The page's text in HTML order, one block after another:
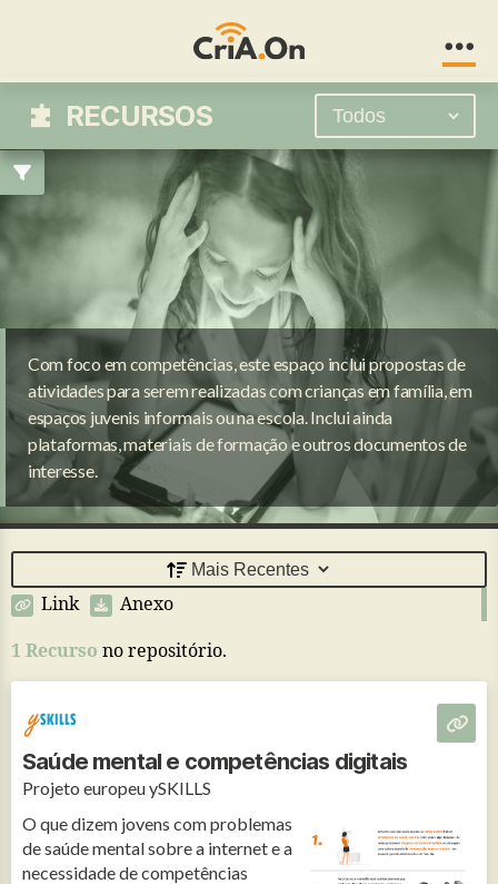
RECURSOS
Com foco em competências, este espaço inclui propostas de
atividades para serem realizadas com crianças em família, em
espaços juvenis informais ou na escola. Inclui ainda
plataformas, materiais de formação e outros documentos de
interesse.
1 Recurso no repositório.
Link Anexo
Saúde mental e competências digitais
Projeto europeu ySKILLS
O que dizem jovens com problemas
de saúde mental sobre a internet e a
necessidade de competências